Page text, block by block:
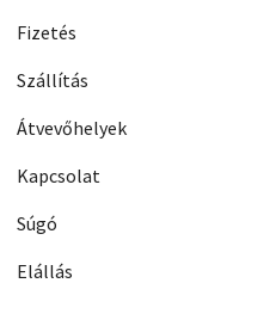
Fizetés
Szállítás
Átvevőhelyek
Kapcsolat
Súgó
Elállás